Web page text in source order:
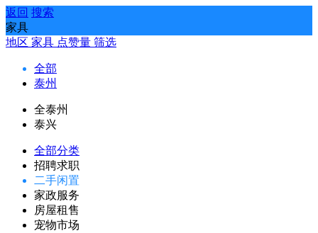
返回 搜索
家具
地区 家具 点赞量 筛选
全部
泰州
全泰州
泰兴
全部分类
招聘求职
二手闲置
家政服务
房屋租售
宠物市场